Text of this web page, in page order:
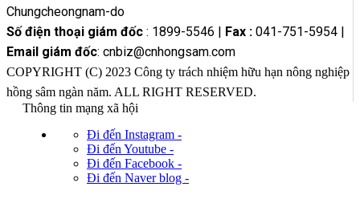
Chungcheongnam-do
Số điện thoại giám đốc : 1899-5546 | Fax : 041-751-5954 |
Email giám đốc: cnbiz@cnhongsam.com
COPYRIGHT (C) 2023 Công ty trách nhiệm hữu hạn nông nghiệp
hồng sâm ngàn năm. ALL RIGHT RESERVED.
Thông tin mạng xã hội
Đi đến Instagram -
Đi đến Youtube -
Đi đến Facebook -
Đi đến Naver blog -